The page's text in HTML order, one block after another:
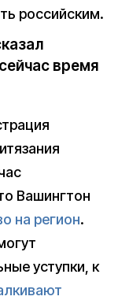
российским.
время
Вашингтон
на регион.
уступки, к